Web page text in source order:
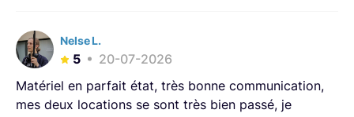
Nelse L.
5
20-07-2026
Matériel en parfait état, très bonne communication,
mes deux locations se sont très bien passé, je